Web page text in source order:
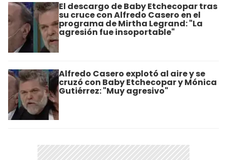
El descargo de Baby Etchecopar tras
su cruce con Alfredo Casero en el
programa de Mirtha Legrand: "La
agresión fue insoportable"
Alfredo Casero explotó al aire y se
cruzó con Baby Etchecopar y Mónica
Gutiérrez: "Muy agresivo"